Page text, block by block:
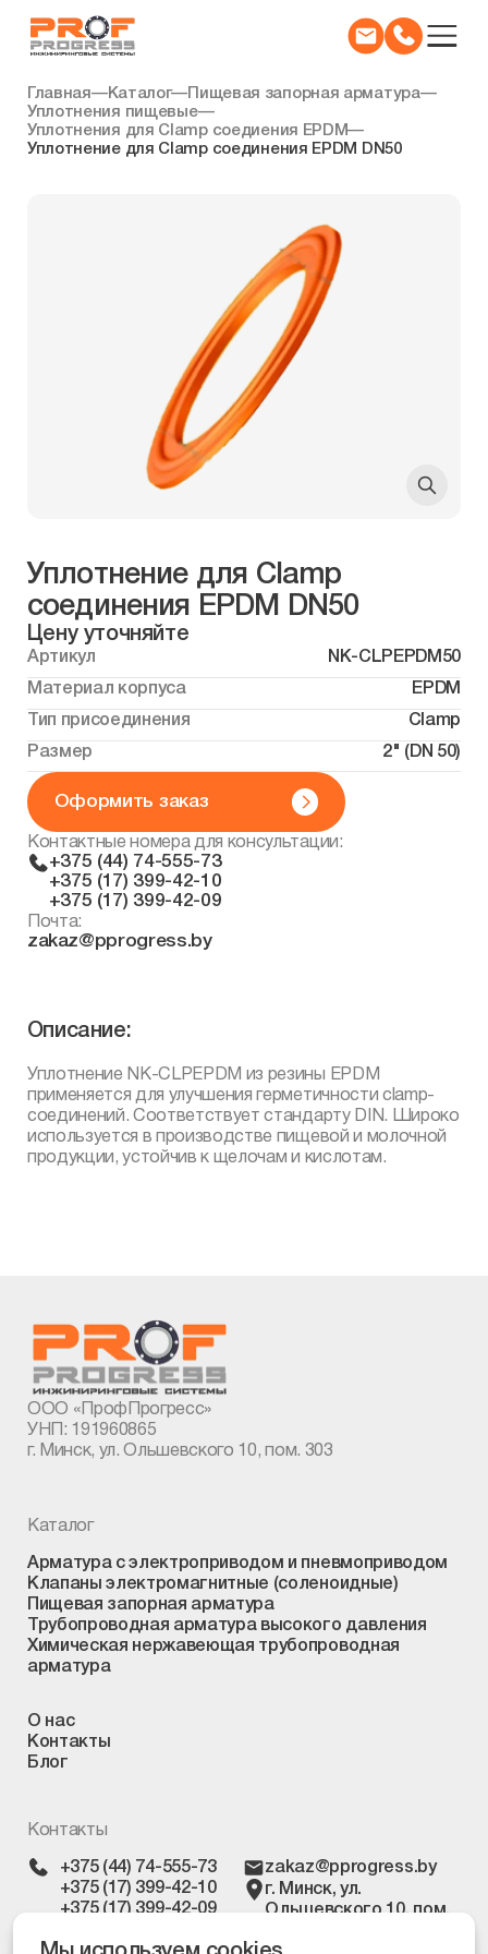
Главная—Каталог— Пищевая запорная арматура—
Уплотнения пищевые—
Уплотнения для Clamp cоедиения EPDM—
Уплотнение для Clamp соединения EPDM DN50
Уплотнение для Clamp
соединения EPDM DN50
Цену уточняйте
Артикул
NK-CLPEPDM50
Материал корпуса
EPDM
Тип присоединения
Clamp
Размер
2" (DN 50)
Оформить заказ
Контактные номера для консультации:
+375 (44) 74-555-73
+375 (17) 399-42-10
+375 (17) 399-42-09
Почта:
zakaz@pprogress.by
Описание:
Уплотнение NK-CLPEPDM из резины EPDM
применяется для улучшения герметичности сlamp-
соединений. Соответствует стандарту DIN. Широко
используется в производстве пищевой и молочной
продукции, устойчив к щелочам и кислотам.
ООО «ПрофПрогресс»
УНП: 191960865
г. Минск, ул. Ольшевского 10, пом. 303
Каталог
Арматура с электроприводом и пневмоприводом
Клапаны электромагнитные (соленоидные)
Пищевая запорная арматура
Трубопроводная арматура высокого давления
Химическая нержавеющая трубопроводная
арматура
О нас
Контакты
Блог
Контакты
+375 (44) 74-555-73
+375 (17) 399-42-10
+375 (17) 399-42-09
zakaz@pprogress.by
г. Минск, ул.
Ольшевского 10, пом.